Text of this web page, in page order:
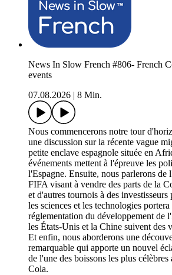
News In Slow French #806- French
events
07.08.2026
8 Min.
Nous commencerons notre tour
une discussion sur la récente vague
petite enclave espagnole située en
événements mettent à l'épreuve les
l'Espagne. Ensuite, nous parlerons de
FIFA visant à vendre des parts de la
et d'autres tournois à des
les sciences et les technologies portera
réglementation du développement de
les États-Unis et la Chine suivent des
Et enfin, nous aborderons une
remarquable qui apporte un nouvel
de l'une des boissons les plus
Cola.